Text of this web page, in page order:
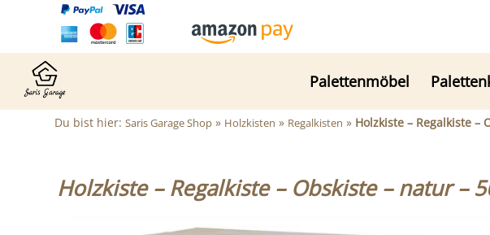
Palettenmöbel
Du bist hier: Saris Garage Shop » Holzkisten » Regalkisten » Holzkiste – Regalkiste –
Holzkiste – Regalkiste – Obskiste – natur –